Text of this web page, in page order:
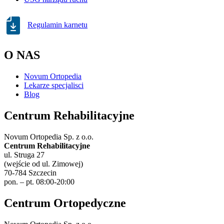
Regulamin karnetu
O NAS
Novum Ortopedia
Lekarze specjalisci
Blog
Centrum Rehabilitacyjne
Novum Ortopedia Sp. z o.o.
Centrum Rehabilitacyjne
ul. Struga 27
(wejście od ul. Zimowej)
70-784 Szczecin
pon. – pt. 08:00-20:00
Centrum Ortopedyczne